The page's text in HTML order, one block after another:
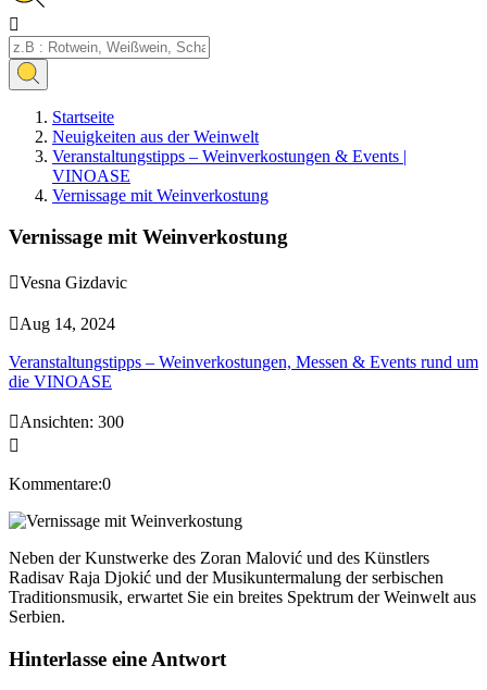

Startseite
Neuigkeiten aus der Weinwelt
Veranstaltungstipps – Weinverkostungen & Events |
VINOASE
Vernissage mit Weinverkostung
Vernissage mit Weinverkostung
Vesna Gizdavic
Aug 14, 2024
Veranstaltungstipps – Weinverkostungen, Messen & Events rund um
die VINOASE
Ansichten: 300

Kommentare:0
Neben der Kunstwerke des Zoran Malović und des Künstlers
Radisav Raja Djokić und der Musikuntermalung der serbischen
Traditionsmusik, erwartet Sie ein breites Spektrum der Weinwelt aus
Serbien.
Hinterlasse eine Antwort